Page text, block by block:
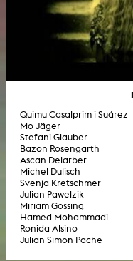
Quimu Casalprim i Suárez
Mo Jäger
Stefani Glauber
Bazon Rosengarth
Ascan Delarber
Michel Dulisch
Svenja Kretschmer
Julian Pawelzik
Miriam Gossing
Hamed Mohammadi
Ronida Alsino
Julian Simon Pache